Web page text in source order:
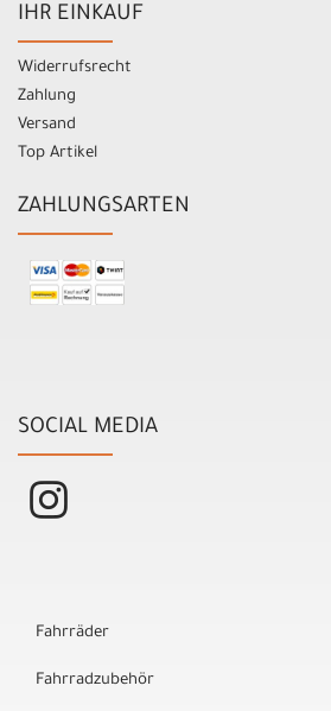
IHR EINKAUF
Widerrufsrecht
Zahlung
Versand
Top Artikel
ZAHLUNGSARTEN
SOCIAL MEDIA
Fahrräder
Fahrradzubehör